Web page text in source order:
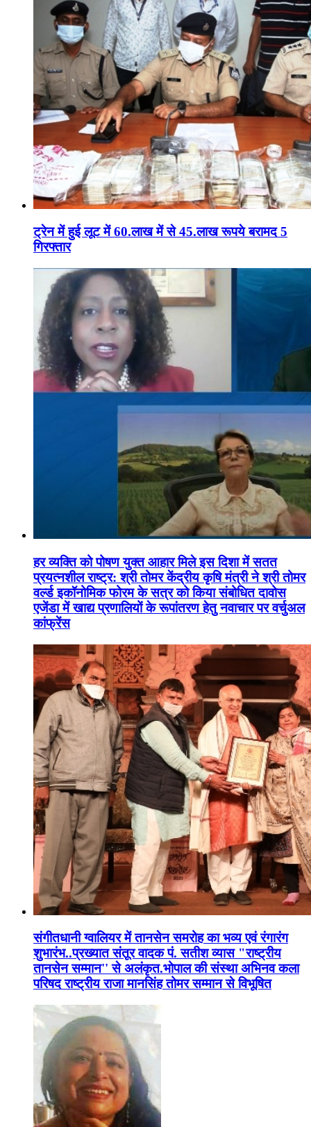
ट्रेन में हुई लूट में 60.लाख में से 45.लाख रूपये बरामद 5
गिरफ्तार
हर व्यक्ति को पोषण युक्त आहार मिले इस दिशा में सतत
प्रयत्नशील राष्ट्र: श्री तोमर केंद्रीय कृषि मंत्री ने श्री तोमर
वर्ल्ड इकॉनोमिक फोरम के सत्र को किया संबोधित दावोस
एजेंडा में खाद्य प्रणालियों के रूपांतरण हेतु नवाचार पर वर्चुअल
कांफ्रेंस
संगीतधानी ग्वालियर में तानसेन समरोह का भव्य एवं रंगारंग
शुभारंभ..प्रख्यात संतूर वादक पं. सतीश व्यास "राष्ट्रीय
तानसेन सम्मान'' से अलंकृत.भोपाल की संस्था अभिनव कला
परिषद राष्ट्रीय राजा मानसिंह तोमर सम्मान से विभूषित